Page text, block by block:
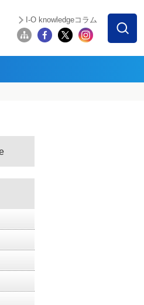
I-O knowledgeコラム